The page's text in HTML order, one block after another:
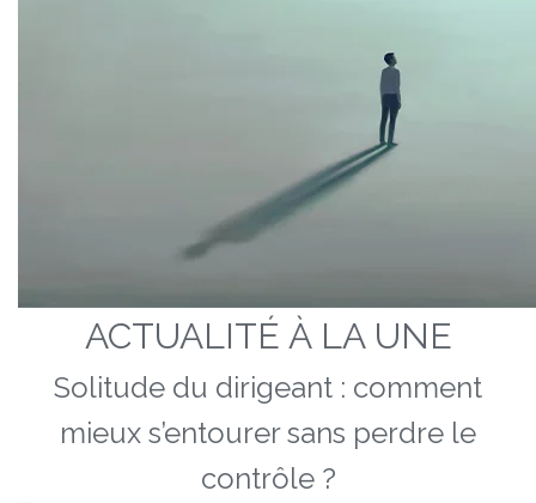
ACTUALITÉ À LA UNE
Solitude du dirigeant : comment
mieux s’entourer sans perdre le
contrôle ?